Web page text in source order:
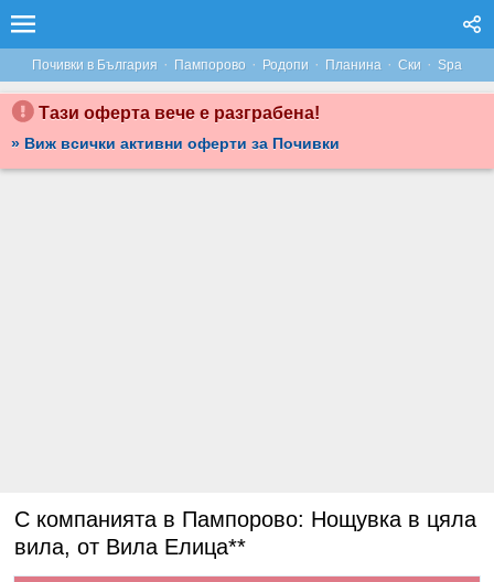
С КОМПАНИЯТА В ПАМПОРОВО: НОЩУВКА В ЦЯЛА ВИЛА, ОТ ВИЛА ЕЛИЦА**
Почивки в България · Пампорово · Родопи · Планина · Ски · Spa
Тази оферта вече е разграбена!
» Виж всички активни оферти за Почивки
С компанията в Пампорово: Нощувка в цяла
вила, от Вила Елица**